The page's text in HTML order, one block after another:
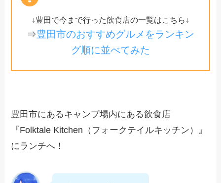
↓豊田で今まで行った飲食店の一覧はこちら↓
⇒豊田市のおすすめグルメをランキン
グ順に並べてみた
豊田市にあるキャンプ場内にある飲食店
『Folktale Kitchen（フォークテイルキッチン）』
にランチへ！